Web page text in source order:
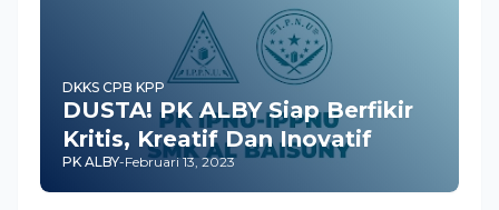
DKKS CPB KPP
DUSTA! PK ALBY Siap Berfikir
Kritis, Kreatif Dan Inovatif
PK ALBY-Februari 13, 2023